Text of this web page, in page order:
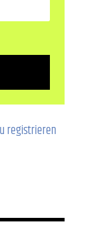
registrieren